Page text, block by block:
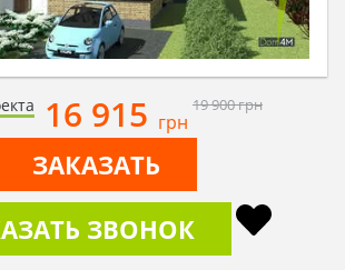
16 915 грн
19 900грн
ЗАКАЗАТЬ
ЗВОНОК